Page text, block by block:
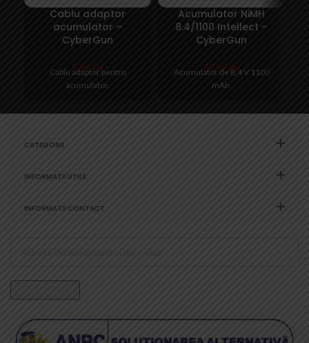
Cablu adaptor
acumulator –
CyberGun
9,99 lei
Cablu adaptor pentru
acumulator.
Acumulator NiMH
8.4/1100 Intellect –
CyberGun
70,99 lei
Acumulator de 8,4 V 1100
mAh.
CATEGORII
INFORMATII UTILE
INFORMATII CONTACT